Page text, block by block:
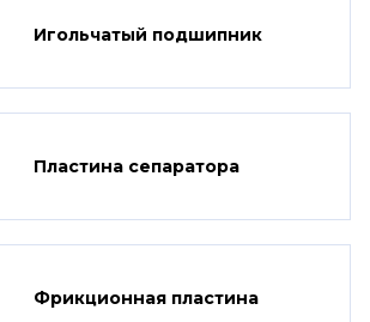
Игольчатый подшипник
Пластина сепаратора
Фрикционная пластина